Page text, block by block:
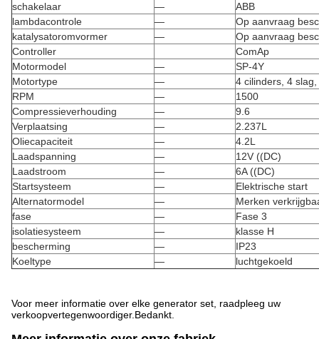
schakelaar
—
ABB
lambdacontrole
—
Op aanvraag
katalysatoromvormer
—
Op aanvraag
Controller
ComAp
Motormodel
—
SP-4Y
Motortype
—
4 cilinders, 4
RPM
—
1500
Compressieverhouding
—
9.6
Verplaatsing
—
2.237L
Oliecapaciteit
—
4.2L
Laadspanning
—
12V ((DC)
Laadstroom
—
6A ((DC)
Startsysteem
—
Elektrische start
Alternatormodel
—
Merken
fase
—
Fase 3
isolatiesysteem
—
klasse H
bescherming
—
IP23
Koeltype
— luchtgekoeld
Voor meer informatie over elke generator set, raadpleeg uw
verkoopvertegenwoordiger.Bedankt.